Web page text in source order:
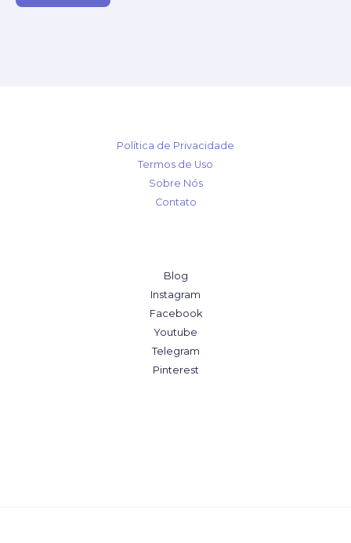
Política de Privacidade
Termos de Uso
Sobre Nós
Contato
Blog
Instagram
Facebook
Youtube
Telegram
Pinterest